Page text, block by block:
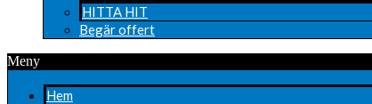
HITTA HIT
Begär offert
Meny
Hem